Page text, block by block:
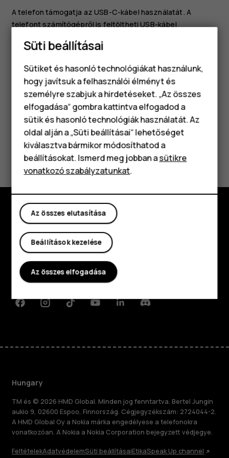
Okostelefonok
Klasszikus telefonok
Tartozékok
Táblagépek
A telefon támogatja az USB-C-kábel használatát. A
telefont számítógépről is feltöltheti USB-kábel
töltés jelzése lehet, hogy csak néhány perc múlva jelenik
meg.
Hasznosnak találtad?
Igen Nem
Fedezd fel
Rólunk
Planet and people
FacebookInstagramTiktokYoutubeLinkedinDiscord
Hungary
TM és © 2026 HMD Global. Minden jog fenntartva. Bertel Jungin
aukio 9, 02600 Espoo, Finnország. Cégjegyzékszám: 2724044-2.
A HMD Global Oy a Nokia márka engedélyese a telefonokra
vonatkozóan. A Nokia a Nokia Corporation bejegyzett védjegye.
FeltételekAdatvédelemSüti beállításaiEtikaSpeak Up channel
Süti beállításai
Sütiket és hasonló technológiákat használunk,
hogy javítsuk a felhasználói élményt és
személyre szabjuk a hirdetéseket. „Az összes
elfogadása“ gombra kattintva elfogadod a
sütik és hasonló technológiák használatát. Az
oldal alján a „Süti beállításai“ lehetőséget
kiválasztva bármikor módosíthatod a
beállításokat. Ismerd meg jobban asütikre
vonatkozó szabályzatunkat.
Az összes elutasítása
Beállítások kezelése
Az összes elfogadása